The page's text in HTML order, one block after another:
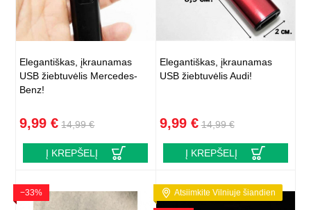
Elegantiškas, įkraunamas
USB žiebtuvėlis Mercedes-
Benz!
9,99 € 14,99 €
Į KREPŠELĮ
Elegantiškas, įkraunamas
USB žiebtuvėlis Audi!
9,99 € 14,99 €
Į KREPŠELĮ
−33% Atsiimkite Vilniuje šiandien